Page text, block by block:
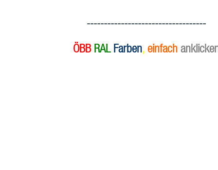
-----------------------------------
ÖBB RAL Farben, einfach